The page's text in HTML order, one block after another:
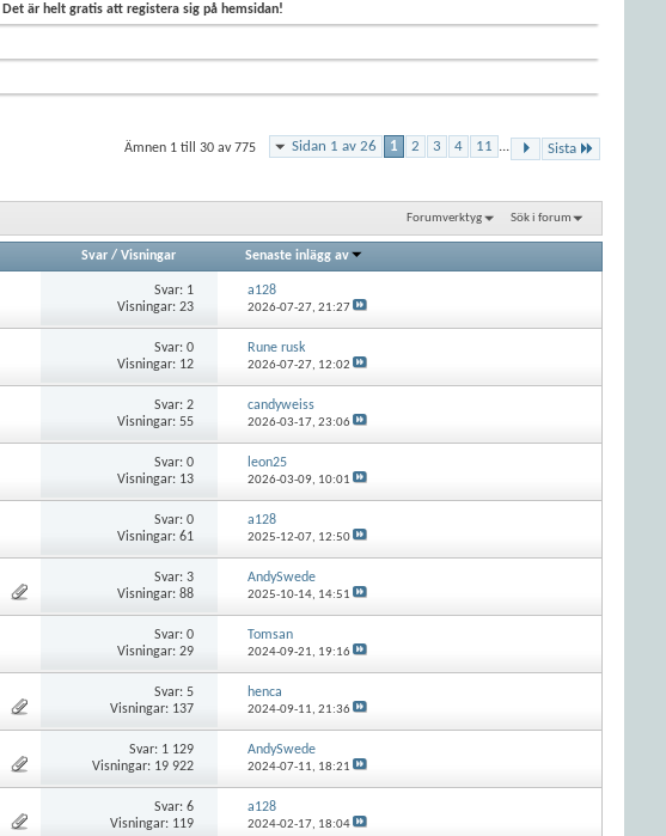
Det är helt gratis att registera sig på hemsidan!
Sidan 1 av 26 1 2 3 4 11 ... Sista
Ämnen 1 till 30 av 775
Forumverktyg Sök i forum
Svar/ Visningar Senaste inlägg av
Svar: 1
Visningar: 23
a128
2026-07-27, 21:27
Svar:0
Visningar: 12
Rune rusk
2026-07-27, 12:02
Svar:2
Visningar: 55
candyweiss
2026-03-17, 23:06
Svar:0
Visningar: 13
leon25
2026-03-09, 10:01
Svar:0
Visningar: 61
a128
2025-12-07, 12:50
Svar:3
Visningar: 88
AndySwede
2025-10-14, 14:51
Svar:0
Visningar: 29
Tomsan
2024-09-21, 19:16
Svar:5
Visningar: 137
henca
2024-09-11, 21:36
Svar: 1 129
Visningar: 19 922
AndySwede
2024-07-11, 18:21
Svar:6
Visningar: 119
a128
2024-02-17, 18:04